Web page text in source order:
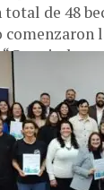
total de 48
comenzaron